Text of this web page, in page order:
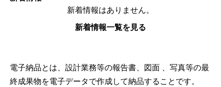
新着情報はありません。
新着情報一覧を見る
電子納品とは、設計業務等の報告書、図面 、写真等の最
終成果物を電子データで作成して納品することです。